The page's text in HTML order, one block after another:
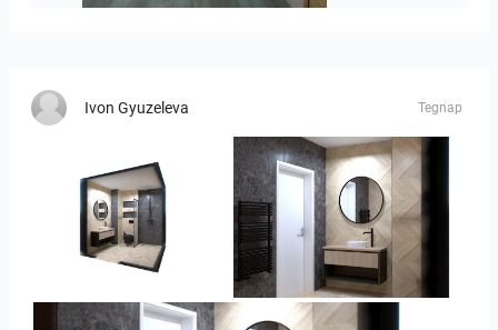
Ivon Gyuzeleva Tegnap
Ivelin_7